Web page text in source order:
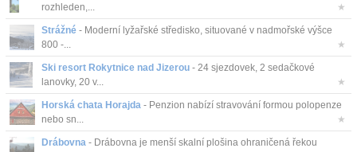
rozhleden,...
★
Strážné - Moderní lyžařské středisko, situované v nadmořské výšce
800 -...
★
Ski resort Rokytnice nad Jizerou - 24 sjezdovek, 2 sedačkové
lanovky, 20 v...
★
Horská chata Horajda - Penzion nabízí stravování formou polopenze
nebo sn...
★
Drábovna - Drábovna je menší skalní plošina ohraničená řekou